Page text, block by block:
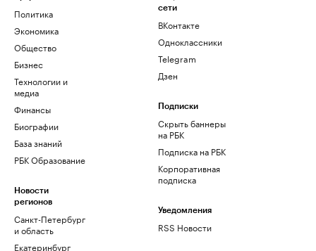
Политика
Экономика
Общество
Бизнес
Технологии и
медиа
Финансы
Биографии
База знаний
РБК Образование
Новости
регионов
Санкт-Петербург
и область
Екатеринбург
сети
ВКонтакте
Одноклассники
Telegram
Дзен
Подписки
Скрыть баннеры
на РБК
Подписка на РБК
Корпоративная
подписка
Уведомления
RSS Новости